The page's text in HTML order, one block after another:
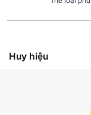
Huy hiệu